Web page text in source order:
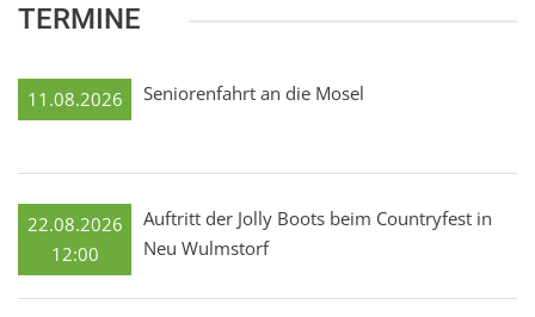
TERMINE
11.08.2026 Seniorenfahrt an die Mosel
22.08.2026
12:00
Auftritt der Jolly Boots beim Countryfest in
Neu Wulmstorf